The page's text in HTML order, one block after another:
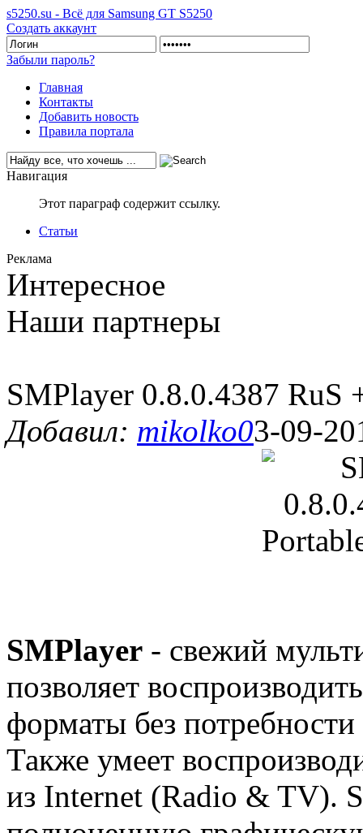
s5250.su - Всё для Samsung GT S5250
Создать аккаунт
Забыли пароль?
Главная
Контакты
Добавить новость
Правила портала
Навигация
Этот параграф содержит ссылку.
Статьи
Реклама
Интересное
Наши партнеры
SMPlayer 0.8.0.4387 RuS
Добавил: mikolko03-09-
SMPlayer - свежий
позволяет
форматы без
Также умеет
из Internet (Radio & TV).